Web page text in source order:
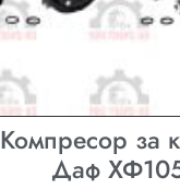
Компресор за
Даф